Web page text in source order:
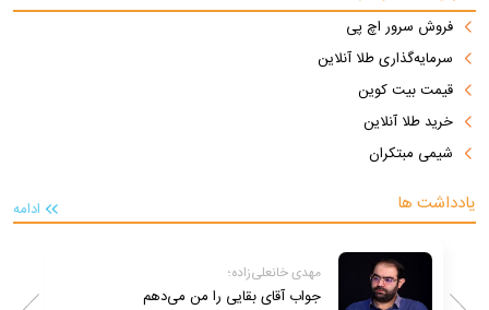
فروش سرور اچ پی
سرمایه‌گذاری طلا آنلاین
قیمت بیت کوین
خرید طلا آنلاین
شیمی مبتکران
یادداشت ها ادامه
حسین پاک؛
آیا حماس واقعاً سلاح خود را تحویل خواهد